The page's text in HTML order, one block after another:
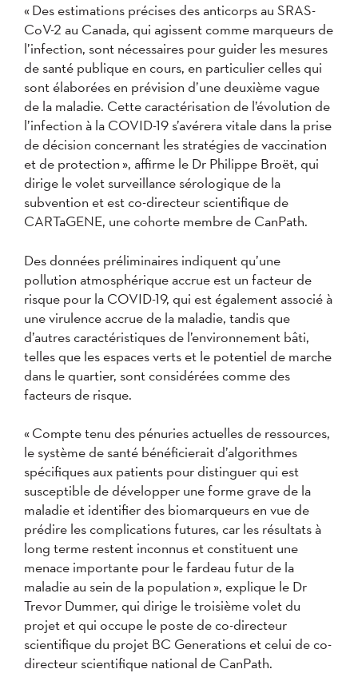
« Des estimations précises des anticorps au SRAS-
CoV-2 au Canada, qui agissent comme marqueurs de
l’infection, sont nécessaires pour guider les mesures
de santé publique en cours, en particulier celles qui
sont élaborées en prévision d’une deuxième vague
de la maladie. Cette caractérisation de l’évolution de
l’infection à la COVID-19 s’avérera vitale dans la prise
de décision concernant les stratégies de vaccination
et de protection », affirme le Dr Philippe Broët, qui
dirige le volet surveillance sérologique de la
subvention et est co-directeur scientifique de
CARTaGENE, une cohorte membre de CanPath.
Des données préliminaires indiquent qu’une
pollution atmosphérique accrue est un facteur de
risque pour la COVID-19, qui est également associé à
une virulence accrue de la maladie, tandis que
d’autres caractéristiques de l’environnement bâti,
telles que les espaces verts et le potentiel de marche
dans le quartier, sont considérées comme des
facteurs de risque.
« Compte tenu des pénuries actuelles de ressources,
le système de santé bénéficierait d’algorithmes
spécifiques aux patients pour distinguer qui est
susceptible de développer une forme grave de la
maladie et identifier des biomarqueurs en vue de
prédire les complications futures, car les résultats à
long terme restent inconnus et constituent une
menace importante pour le fardeau futur de la
maladie au sein de la population », explique le Dr
Trevor Dummer, qui dirige le troisième volet du
projet et qui occupe le poste de co-directeur
scientifique du projet BC Generations et celui de co-
directeur scientifique national de CanPath.